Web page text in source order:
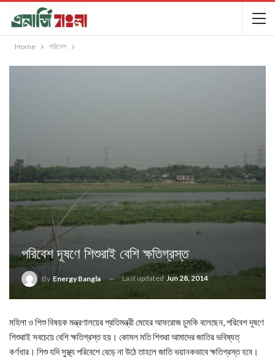
Home পরিবেশ
পরিবেশ দূষণে শিশুরাই বেশি ক্ষতিগ্রস্ত
By Energy Bangla Last updated Jun 28, 2014
মহিলা ও শিশু বিষয়ক মন্ত্রণালয়ের প্রতিমন্ত্রী মেহের আফরোজ চুমকি বলেছেন, পরিবেশ দূষণে
শিশুরাই সবচেয়ে বেশি ক্ষতিগ্রস্ত হয়। কোমল মতি শিশুরা আমাদের জাতির ভবিষ্যত্
কর্ণধার। শিশু যদি সুস্থ্য পরিবেশে বেড়ে না উঠে তাহলে জাতি ভয়ানকভাবে ক্ষতিগ্রস্ত হবে।